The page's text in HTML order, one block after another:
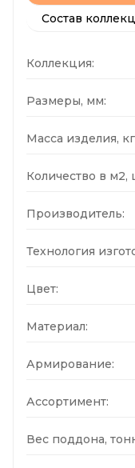
Состав
Коллекция:
Размеры, мм:
Масса изделия,
Количество в м2,
Производитель:
Технология
Цвет:
Материал:
Армирование:
Ассортимент:
Вес поддона,